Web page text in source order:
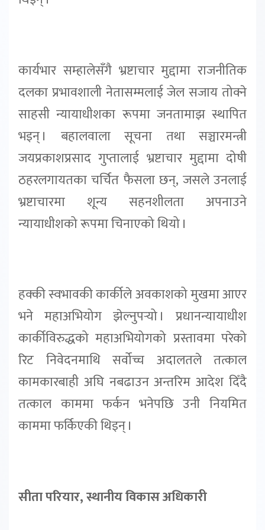
कार्यभार सम्हालेसँगै भ्रष्टाचार मुद्दामा राजनीतिक
दलका प्रभावशाली नेतासम्मलाई जेल सजाय तोक्ने
साहसी न्यायाधीशका रूपमा जनतामाझ स्थापित
भइन् । बहालवाला सूचना तथा सञ्चारमन्त्री
जयप्रकाशप्रसाद गुप्तालाई भ्रष्टाचार मुद्दामा दोषी
ठहरलगायतका चर्चित फैसला छन्, जसले उनलाई
भ्रष्टाचारमा शून्य सहनशीलता अपनाउने
न्यायाधीशको रूपमा चिनाएको थियो ।
हक्की स्वभावकी कार्कीले अवकाशको मुखमा आएर
भने महाअभियोग झेल्नुपर्‍यो । प्रधानन्यायाधीश
कार्कीविरुद्धको महाअभियोगको प्रस्तावमा परेको
रिट निवेदनमाथि सर्वोच्च अदालतले तत्काल
कामकारबाही अघि नबढाउन अन्तरिम आदेश दिँदै
तत्काल काममा फर्कन भनेपछि उनी नियमित
काममा फर्किएकी थिइन् ।
सीता परियार, स्थानीय विकास अधिकारी